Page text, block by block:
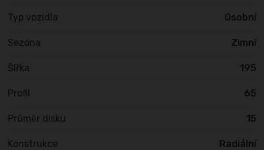
Typ vozidla Osobní
Sezóna Zimní
Šířka 195
Profil 65
Průměr disku 15
Konstrukce Radiální